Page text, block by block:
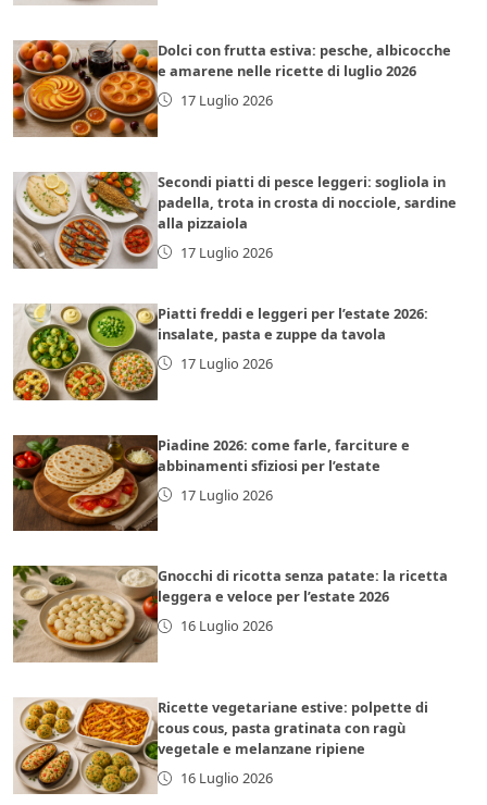
Dolci con frutta estiva: pesche, albicocche
e amarene nelle ricette di luglio 2026
17 Luglio 2026
Secondi piatti di pesce leggeri: sogliola in
padella, trota in crosta di nocciole, sardine
alla pizzaiola
17 Luglio 2026
Piatti freddi e leggeri per l’estate 2026:
insalate, pasta e zuppe da tavola
17 Luglio 2026
Piadine 2026: come farle, farciture e
abbinamenti sfiziosi per l’estate
17 Luglio 2026
Gnocchi di ricotta senza patate: la ricetta
leggera e veloce per l’estate 2026
16 Luglio 2026
Ricette vegetariane estive: polpette di
cous cous, pasta gratinata con ragù
vegetale e melanzane ripiene
16 Luglio 2026